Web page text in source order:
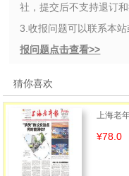
社，提交后不支持退订
3.收报问题可以联系本
报问题点击查看>>
猜你喜欢
上海老
¥78.0